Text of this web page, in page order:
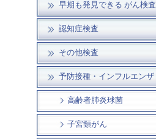
早期も発見できる がん検査
認知症検査
その他検査
予防接種・インフルエンザ
高齢者肺炎球菌
子宮頸がん